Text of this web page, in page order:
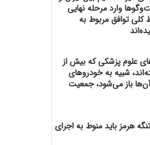
وارد مرحله نهایی
توافق مربوط به
علوم پزشکی که بیش از
شبیه به خودرو‌های
باز می‌شود، جمعیت
هرمز باید منوط به اجرای